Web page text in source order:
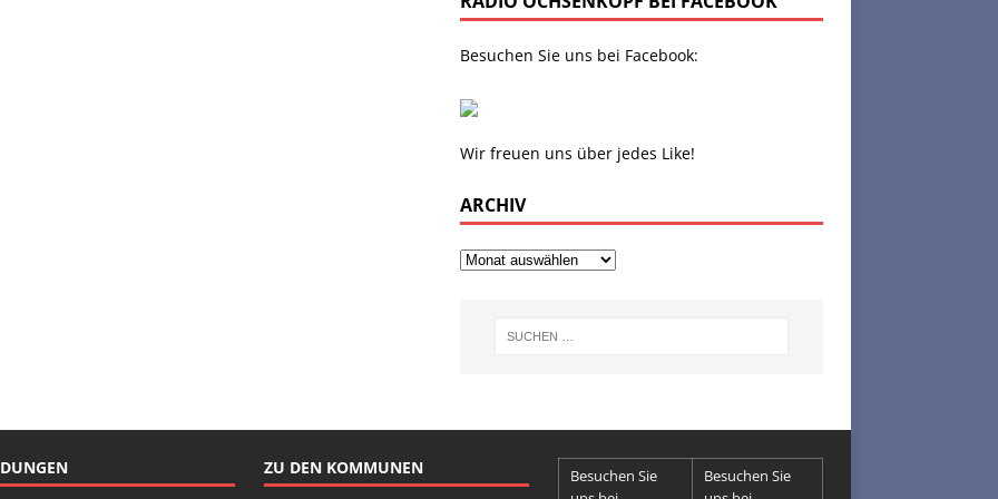
Besuchen Sie uns bei Facebook:
Wir freuen uns über jedes Like!
ARCHIV
ZU DEN KOMMUNEN
Besuchen Sie
Besuchen Sie